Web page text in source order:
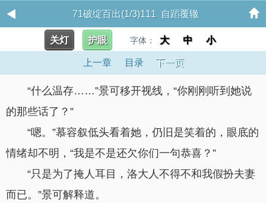
71破绽百出(1/3)111 自蹈覆辙
关灯 护眼 字体： 大 中 小
上一章 目录 下一页
“什么温存……”景可移开视线，“你刚刚听到她说
的那些话了？”
“嗯。”慕容叙低头看着她，仍旧是笑着的，眼底的
情绪却不明，“我是不是还欠你们一句恭喜？”
“只是为了掩人耳目，洛大人不得不和我假扮夫妻
而已。”景可解释道。